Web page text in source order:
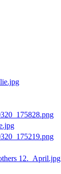
12._April.jpg